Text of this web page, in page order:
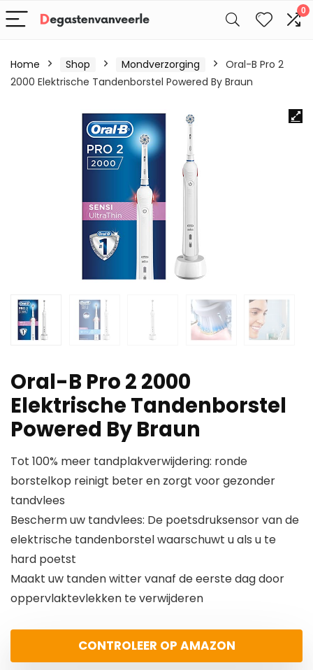
0
Home Shop Mondverzorging
Oral-B Pro 2
2000 Elektrische Tandenborstel Powered By Braun
Oral-B Pro 2 2000
Elektrische Tandenborstel
Powered By Braun
Tot 100% meer tandplakverwijdering: ronde
borstelkop reinigt beter en zorgt voor gezonder
tandvlees
Bescherm uw tandvlees: De poetsdruksensor van de
elektrische tandenborstel waarschuwt u als u te
hard poetst
Maakt uw tanden witter vanaf de eerste dag door
oppervlaktevlekken te verwijderen
CONTROLEER OP AMAZON